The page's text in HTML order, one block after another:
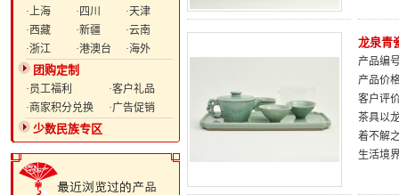
·上海
·四川
·天津
·西藏
·新疆
·云南
·浙江
·港澳台 ·海外
团购定制
·员工福利
·客户礼品
·商家积分兑换
·广告促销
少数民族专区
龙泉青
产品编
产品价
客户评
茶具以
着不解
生活境